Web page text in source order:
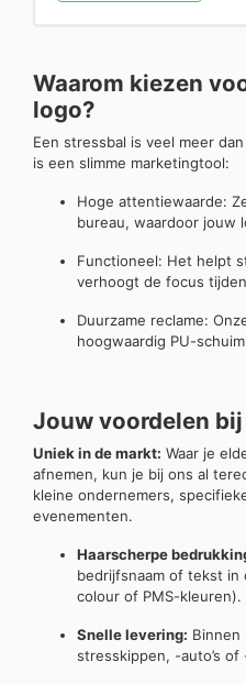
Waarom kiezen
logo?
Een stressbal is veel meer
is een slimme marketingtool:
Hoge attentiewaarde:
bureau, waardoor jouw
Functioneel: Het helpt
verhoogt de focus
Duurzame reclame:
hoogwaardig PU-
Jouw voordelen
Uniek in de markt: Waar je
afnemen, kun je bij ons al
kleine ondernemers,
evenementen.
Haarscherpe
bedrijfsnaam of tekst
colour of PMS-kleuren).
Snelle levering: Binnen
stresskippen, -auto’s